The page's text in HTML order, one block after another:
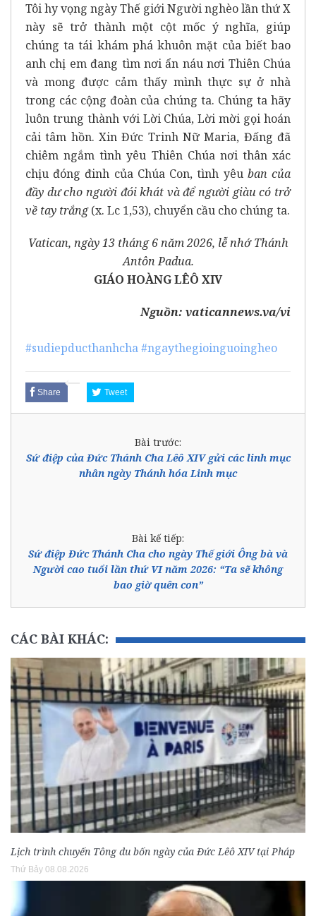
Tôi hy vọng ngày Thế giới Người nghèo lần thứ X
này sẽ trở thành một cột mốc ý nghĩa, giúp
chúng ta tái khám phá khuôn mặt của biết bao
anh chị em đang tìm nơi ẩn náu nơi Thiên Chúa
và mong được cảm thấy mình thực sự ở nhà
trong các cộng đoàn của chúng ta. Chúng ta hãy
luôn trung thành với Lời Chúa, Lời mời gọi hoán
cải tâm hồn. Xin Đức Trinh Nữ Maria, Đấng đã
chiêm ngắm tình yêu Thiên Chúa nơi thân xác
chịu đóng đinh của Chúa Con, tình yêu ban của
đầy dư cho người đói khát và để người giàu có trở
về tay trắng(x. Lc 1,53), chuyển cầu cho chúng ta.
Vatican, ngày 13 tháng 6 năm 2026, lễ nhớ Thánh
Antôn Padua.
GIÁO HOÀNG LÊÔ XIV
Nguồn: vaticannews.va/vi
#sudiepducthanhcha#ngaythegioinguoingheo
Share Tweet
Bài trước:
Sứ điệp của Đức Thánh Cha Lêô XIV gửi các linh mục
nhân ngày Thánh hóa Linh mục
Bài kế tiếp:
Sứ điệp Đức Thánh Cha cho ngày Thế giới Ông bà và
Người cao tuổi lần thứ VI năm 2026: “Ta sẽ không
bao giờ quên con”
CÁC BÀI KHÁC:
Lịch trình chuyến Tông du bốn ngày của Đức Lêô XIV tại Pháp
Thứ Bảy 08.08.2026